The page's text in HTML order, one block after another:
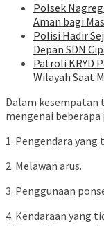
Polsek
Aman bagi
Polisi Hadir
Depan SDN
Patroli KRYD
Wilayah Saat
Dalam kesempatan
mengenai
1. Pengendara
2. Melawan arus.
3. Penggunaan
4. Kendaraan yang